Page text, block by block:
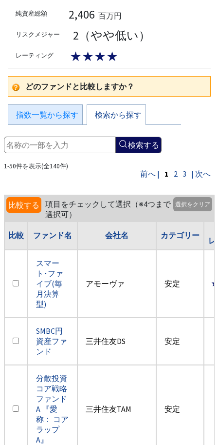
純資産総額 2,406 百万円
リスクメジャー 2（やや低い）
レーティング ★★★★
どのファンドと比較しますか？
指数一覧から探す 検索から探す
検索する
1-50件を表示(全140件)
前へ | 1 2 3 | 次へ
比較する
項目をチェックして選択（※4つまで
選択可）
選択をクリア
比較 ファンド名 会社名 カテゴリー
スマー
ト･ファ
イブ(毎
月決算
型)
アモーヴァ 安定
SMBC円
資産ファ
ンド
三井住友DS 安定
分散投資
コア戦略
ファンド
A 『愛
称： コア
ラップ
A』
三井住友TAM 安定